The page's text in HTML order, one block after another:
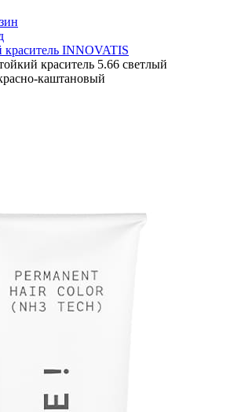
INNOVATIS
краситель 5.66 светлый
каштановый